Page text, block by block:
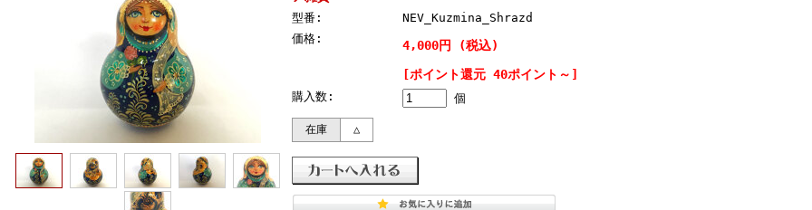
型番:
NEV_Kuzmina_Shrazd
価格:
4,000円 (税込)
[ポイント還元 40ポイント～]
購入数: 個
在庫 △